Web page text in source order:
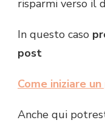
risparmi verso il
In questo caso
post
Come iniziare
Anche qui